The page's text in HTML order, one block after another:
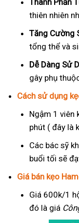
thiên nhiên
Tăng Cường
tổng thể và
Dễ Dàng Sử
gây phụ
Cách sử dụng
Ngậm 1 viên
phút ( đây là
Các bác sỹ
buổi tối sẽ
Giá bán kẹo
Giá 600k/1
đó là giá